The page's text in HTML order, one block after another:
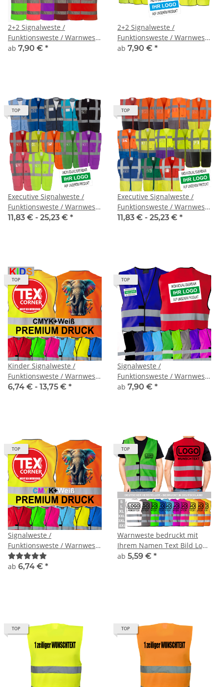
2+2 Signalweste /
Funktionsweste / Warnweste
2+2 inkl Druck
ab 7,90 € *
2+2 Signalweste /
Funktionsweste / Warnweste
Two-Tone inkl. Druck
ab 7,90 € *
TOP
Executive Signalweste /
Funktionsweste / Warnweste
Standard mit vielen Taschen
11,83 € - 25,23 € *
TOP
Executive Signalweste /
Funktionsweste / Warnweste
Two-Tone mit vielen
11,83 € - 25,23 € *
TOP
Kinder Signalweste /
Funktionsweste / Warnweste
Standard inkl. Premium
6,74 € - 13,75 € *
TOP
Signalweste /
Funktionsweste / Warnweste
Standard inkl Druck
ab 7,90 € *
TOP
Signalweste /
Funktionsweste / Warnweste
Standard inkl. Premium
CMYK + weiß druck
ab 6,74 € *
TOP
Warnweste bedruckt mit
Ihrem Namen Text Bild Logo
viele Größen und Farben
ab 5,59 € *
TOP TOP